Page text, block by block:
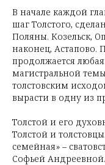
В начале каждой
шаг Толстого,
Поляны. Козельск,
наконец, Астапово.
продолжается
магистральной
толстовским
вырасти в одну из
Толстой и его
Толстой и
семейная» –
Софьей Андреевной.